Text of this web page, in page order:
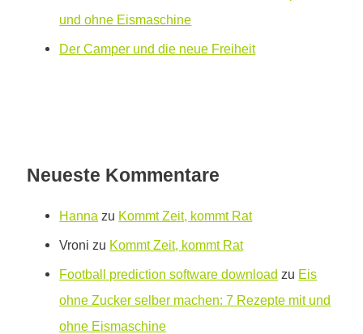
und ohne Eismaschine
Der Camper und die neue Freiheit
Neueste Kommentare
Hanna zu Kommt Zeit, kommt Rat
Vroni zu Kommt Zeit, kommt Rat
Football prediction software download zu Eis
ohne Zucker selber machen: 7 Rezepte mit und
ohne Eismaschine